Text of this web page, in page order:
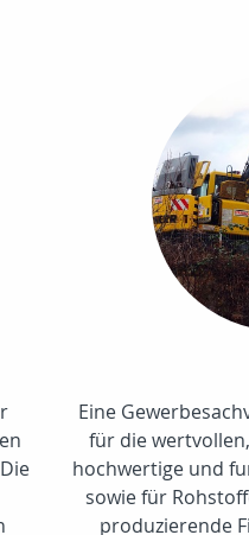
Eine
für die
hochwertige und
sowie für
produzierende